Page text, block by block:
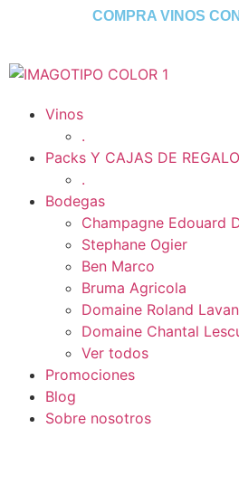
COMPRA VINOS
Vinos
.
Packs Y CAJAS DE REGALO
.
Bodegas
Champagne Edouard
Stephane Ogier
Ben Marco
Bruma Agricola
Domaine Roland
Domaine Chantal
Ver todos
Promociones
Blog
Sobre nosotros